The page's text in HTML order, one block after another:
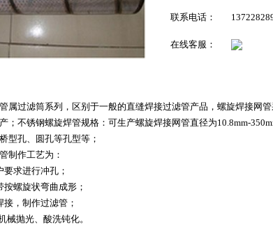
联系电话：
在线客服：
属过滤筒系列，区别于一般的直缝焊接过滤管产品，螺旋焊接网
；不锈钢螺旋焊管规格：可生产螺旋焊接网管直径为10.8mm-
型孔、圆孔等孔型等；
制作工艺为：
求进行冲孔；
螺旋状弯曲成形；
，制作过滤管；
械抛光、酸洗钝化。